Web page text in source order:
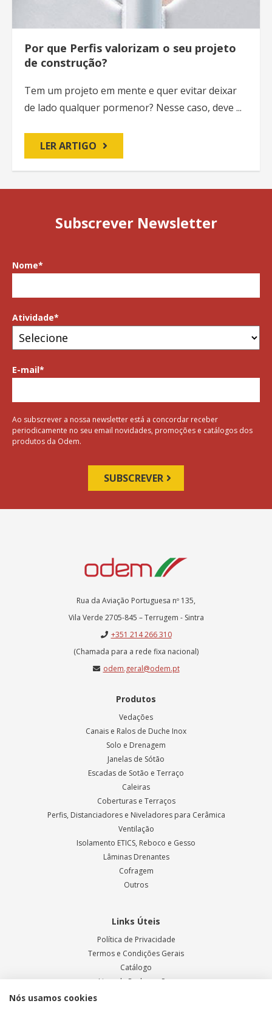
Por que Perfis valorizam o seu projeto
de construção?
Tem um projeto em mente e quer evitar deixar
de lado qualquer pormenor? Nesse caso, deve ...
LER ARTIGO
Subscrever Newsletter
Nome*
Atividade*
E-mail*
Ao subscrever a nossa newsletter está a concordar receber
periodicamente no seu email novidades, promoções e catálogos dos
produtos da Odem.
Rua da Aviação Portuguesa nº 135,
Vila Verde 2705-845 – Terrugem - Sintra
+351 214 266 310
(Chamada para a rede fixa nacional)
odem.geral@odem.pt
Produtos
Vedações
Canais e Ralos de Duche Inox
Solo e Drenagem
Janelas de Sótão
Escadas de Sotão e Terraço
Caleiras
Coberturas e Terraços
Perfis, Distanciadores e Niveladores para Cerâmica
Ventilação
Isolamento ETICS, Reboco e Gesso
Lâminas Drenantes
Cofragem
Outros
Links Úteis
Política de Privacidade
Termos e Condições Gerais
Catálogo
Livro de Reclamações
Nós usamos cookies